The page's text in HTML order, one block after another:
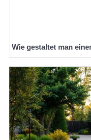
Wie gestaltet man